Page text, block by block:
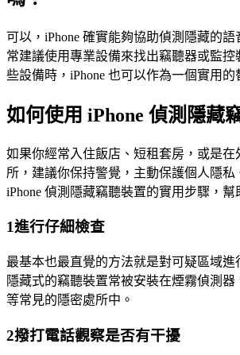
可以，iPhone 確實能夠協助偵測隱藏的
常建議使用專業設備來找出竊聽器或監
些設備時，iPhone 也可以作為一個實用的
如何使用 iPhone 偵測隱藏
如果你經常入住飯店、短租套房，或是在
所，建議你保持警覺，主動保護個人隱私
iPhone 偵測隱藏竊聽裝置的實用步驟，幫
1進行仔細檢查
最基本也最直覺的方法就是對可疑區域進
隱藏式的竊聽裝置常被安裝在煙霧偵測
等常見的隱密處所中。
2撥打電話觀察是否有干擾